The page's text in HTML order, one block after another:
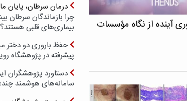
آینده از نگاه مؤسسات
درمان سرطان، پایان
چرا بازماندگان سرطان
بیماری‌های قلبی هستند؟
حفظ باروری دو دختر
پیشرفته در پژوهشگاه
دستاورد پژوهشگران
سامانه‌های هوشمند